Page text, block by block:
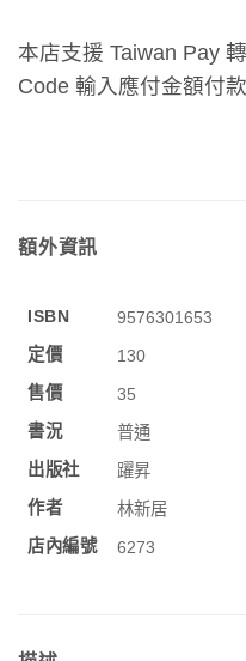
本店支援 Taiwan Pay
Code 輸入應付金額付款
額外資訊
ISBN
9576301653
定價
130
售價
35
書況
普通
出版社
躍昇
作者
林新居
店內編號
6273